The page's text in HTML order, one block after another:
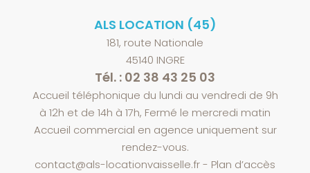
ALS LOCATION (45)
181, route Nationale
45140 INGRE
Tél. : 02 38 43 25 03
Accueil téléphonique du lundi au vendredi de 9h
à 12h et de 14h à 17h, Fermé le mercredi matin
Accueil commercial en agence uniquement sur
rendez-vous.
contact@als-locationvaisselle.fr- Plan d’accès